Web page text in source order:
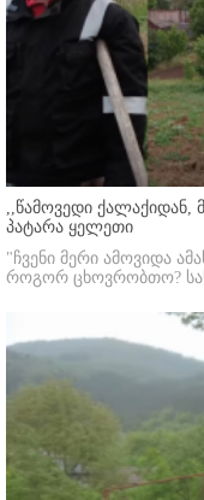
,,წამოვედი
პატარა ყელეთი
"ჩვენი მერი ამოვიდა
როგორ ცხოვრობთო?